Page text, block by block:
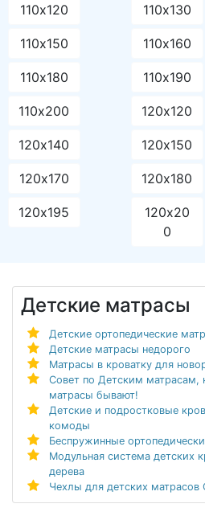
110х120 110х130
110х150 110х160
110х180 110х190
110х200 120х120
120х140 120х150
120х170 120х180
120х195
120х20
0
Детские матрасы
Детские ортопедические
Детские матрасы недорого
Матрасы в кроватку для
Совет по Детским матрасам,
матрасы бывают!
Детские и подростковые
комоды
Беспружинные
Модульная система детских
дерева
Чехлы для детских матрасов